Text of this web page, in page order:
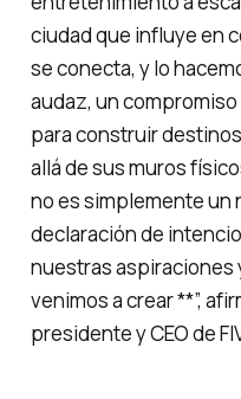
ciudad que influye en
se conecta, y lo
audaz, un
para construir
allá de sus muros
no es simplemente un
declaración de
nuestras aspiraciones
venimos a crear **”,
presidente y CEO de